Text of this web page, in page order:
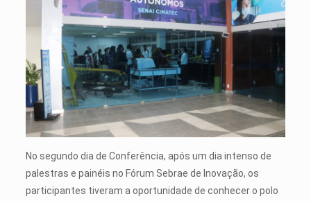
No segundo dia de Conferência, após um dia intenso de
palestras e painéis no Fórum Sebrae de Inovação, os
participantes tiveram a oportunidade de conhecer o polo